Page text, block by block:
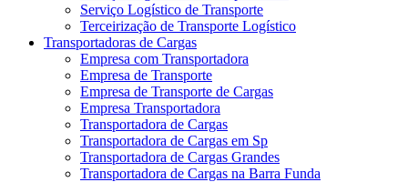
Serviço Logístico de Transporte
Terceirização de Transporte Logístico
Transportadoras de Cargas
Empresa com Transportadora
Empresa de Transporte
Empresa de Transporte de Cargas
Empresa Transportadora
Transportadora de Cargas
Transportadora de Cargas em Sp
Transportadora de Cargas Grandes
Transportadora de Cargas na Barra Funda